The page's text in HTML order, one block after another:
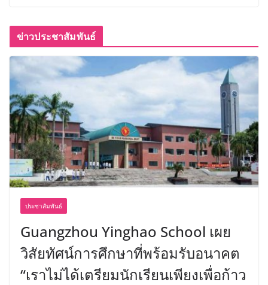
ข่าวประชาสัมพันธ์
ประชาสัมพันธ์
Guangzhou Yinghao School เผย
วิสัยทัศน์การศึกษาที่พร้อมรับอนาคต
“เราไม่ได้เตรียมนักเรียนเพียงเพื่อก้าว